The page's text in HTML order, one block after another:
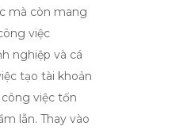
mà còn mang
việc
nghiệp và cá
tạo tài khoản
việc tốn
lẫn. Thay vào